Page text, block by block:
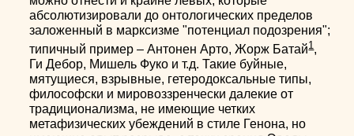
абсолютизировали до онтологических пределов
заложенный в марксизме "потенциал подозрения";
типичный пример – Антонен Арто, Жорж Батай1,
Ги Дебор, Мишель Фуко и т.д. Такие буйные,
мятущиеся, взрывные, гетеродоксальные типы,
философски и мировоззренчески далекие от
традиционализма, не имеющие четких
метафизических убеждений в стиле Генона, но